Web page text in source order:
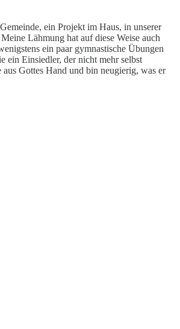
ein Projekt im Haus, in unserer
Lähmung hat auf diese Weise auch
ein paar gymnastische Übungen
ein Einsiedler, der nicht mehr selbst
Gottes Hand und bin neugierig, was er